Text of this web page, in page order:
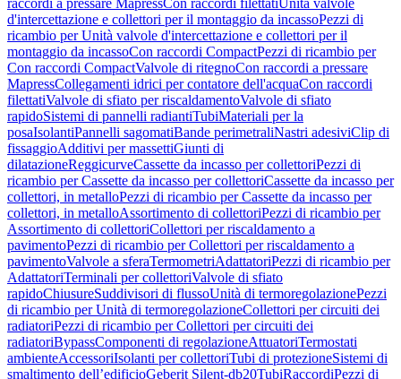
raccordi a pressare MapressCon raccordi filettatiUnità valvole
d'intercettazione e collettori per il montaggio da incassoPezzi di
ricambio per Unità valvole d'intercettazione e collettori per il
montaggio da incassoCon raccordi CompactPezzi di ricambio per
Con raccordi CompactValvole di ritegnoCon raccordi a pressare
MapressCollegamenti idrici per contatore dell'acquaCon raccordi
filettatiValvole di sfiato per riscaldamentoValvole di sfiato
rapidoSistemi di pannelli radiantiTubiMateriali per la
posaIsolantiPannelli sagomatiBande perimetraliNastri adesiviClip di
fissaggioAdditivi per massettiGiunti di
dilatazioneReggicurveCassette da incasso per collettoriPezzi di
ricambio per Cassette da incasso per collettoriCassette da incasso per
collettori, in metalloPezzi di ricambio per Cassette da incasso per
collettori, in metalloAssortimento di collettoriPezzi di ricambio per
Assortimento di collettoriCollettori per riscaldamento a
pavimentoPezzi di ricambio per Collettori per riscaldamento a
pavimentoValvole a sferaTermometriAdattatoriPezzi di ricambio per
AdattatoriTerminali per collettoriValvole di sfiato
rapidoChiusureSuddivisori di flussoUnità di termoregolazionePezzi
di ricambio per Unità di termoregolazioneCollettori per circuiti dei
radiatoriPezzi di ricambio per Collettori per circuiti dei
radiatoriBypassComponenti di regolazioneAttuatoriTermostati
ambienteAccessoriIsolanti per collettoriTubi di protezioneSistemi di
smaltimento dell’edificioGeberit Silent-db20TubiRaccordiPezzi di